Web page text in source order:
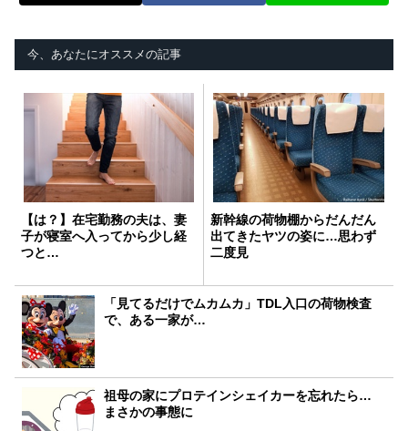
今、あなたにオススメの記事
【は？】在宅勤務の夫は、妻
子が寝室へ入ってから少し経
つと…
新幹線の荷物棚からだんだん
出てきたヤツの姿に…思わず
二度見
「見てるだけでムカムカ」TDL入口の荷物検査
で、ある一家が…
祖母の家にプロテインシェイカーを忘れたら…
まさかの事態に